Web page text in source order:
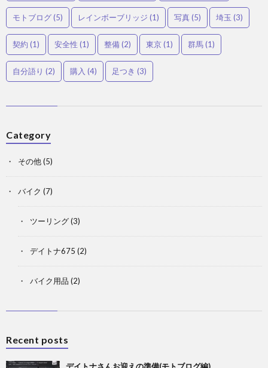
モトブログ(5) レインボーブリッジ (1) 写真(5) 埼玉 (3)
契約 (1) 安全性 (1) 整備(2) 東京(1) 群馬(1)
自分語り (2) 購入 (4) 足つき (3)
Category
その他(5)
バイク (7)
ツーリング(3)
デイトナ675 (2)
バイク用品 (2)
Recent posts